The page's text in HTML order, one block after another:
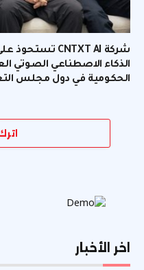
الذكاء الاصطناعي الصوتي
الحكومية في دول مجلس
اخر الأخبار